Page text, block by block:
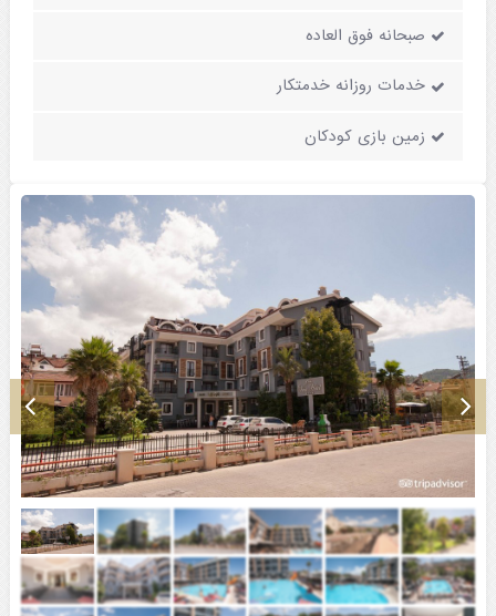
صبحانه فوق العاده
خدمات روزانه خدمتکار
زمین بازی کودکان